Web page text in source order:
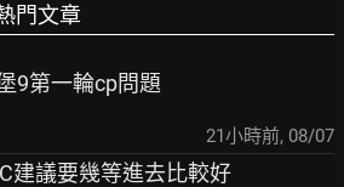
門文章
9第一輪cp問題
21小時前, 08/07
建議要幾等進去比較好